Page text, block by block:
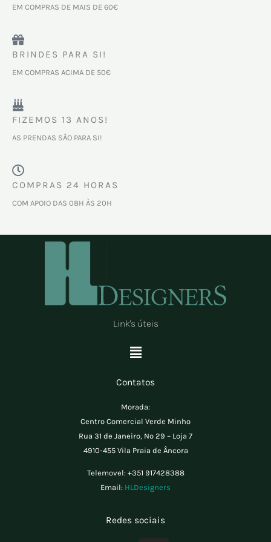
EM COMPRAS DE MAIS DE 60€
BRINDES PARA SI!
EM COMPRAS ACIMA DE 50€
FIZEMOS 13 ANOS!
AS PRENDAS SÃO PARA SI!
COMPRAS 24 HORAS
COM APOIO DAS 08H ÀS 20H
Link's úteis
Menu
Contatos
Morada:
Centro Comercial Verde Minho
Rua 31 de Janeiro, Nº 29 – Loja 7
4910-455 Vila Praia de Âncora
Telemovel: +351 917428388
Email: HLDesigners
Redes sociais